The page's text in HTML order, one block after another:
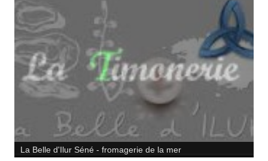
La Belle d'Ilur Séné - fromagerie de la mer